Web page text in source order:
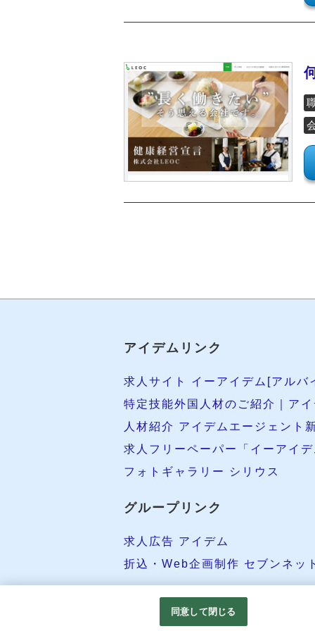
アイデムリンク
求人サイト イーアイデム[アルバ
特定技能外国人材のご紹介｜ア
人材紹介 アイデムエージェント
求人フリーペーパー「イーアイ
フォトギャラリー シリウス
グループリンク
求人広告 アイデム
折込・Web企画制作 セブンネッ
同意して閉じる